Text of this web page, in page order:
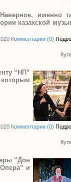
именно
казахской
Комментарии (0)
“НП”
Комментарии (0)
“Дон
и